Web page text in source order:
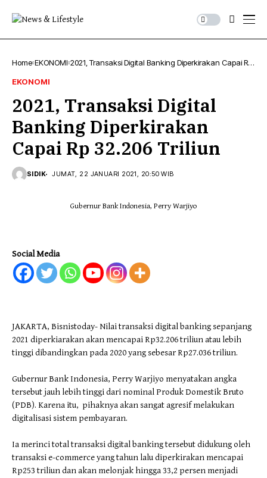
Home EKONOMI 2021, Transaksi Digital Banking Diperkirakan Capai Rp
EKONOMI
2021, Transaksi Digital
Banking Diperkirakan
Capai Rp 32.206 Triliun
SIDIK JUMAT, 22 JANUARI 2021, 20:50 WIB
Gubernur Bank Indonesia, Perry Warjiyo
Social Media
JAKARTA, Bisnistoday- Nilai transaksi digital banking sepanjang
2021 diperkiarakan akan mencapai Rp32.206 triliun atau lebih
tinggi dibandingkan pada 2020 yang sebesar Rp27.036 triliun.
Gubernur Bank Indonesia, Perry Warjiyo menyatakan angka
tersebut jauh lebih tinggi dari nominal Produk Domestik Bruto
(PDB). Karena itu, pihaknya akan sangat agresif melakukan
digitalisasi sistem pembayaran.
Ia merinci total transaksi digital banking tersebut didukung oleh
transaksi e-commerce yang tahun lalu diperkirakan mencapai
Rp253 triliun dan akan melonjak hingga 33,2 persen menjadi